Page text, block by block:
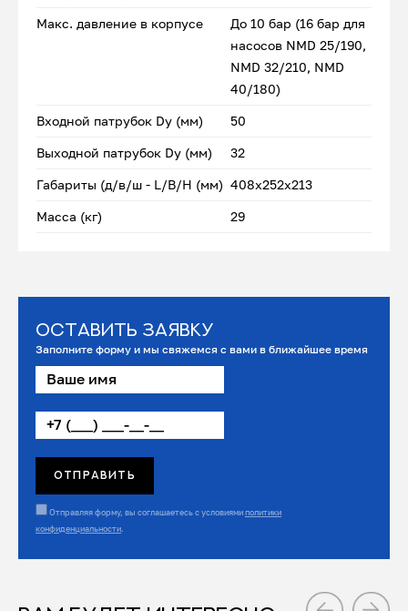
Макс. давление в корпусе
До 10 бар (16 бар для
насосов NMD 25/190,
NMD 32/210, NMD
40/180)
Входной патрубок Dу (мм) 50
Выходной патрубок Dу (мм) 32
Габариты (д/в/ш - L/B/H (мм) 408x252х213
Масса (кг) 29
Оставить заявку
Заполните форму и мы свяжемся с вами в ближайшее время
Отправляя форму, вы соглашаетесь с условиямиполитики
конфиденциальности.